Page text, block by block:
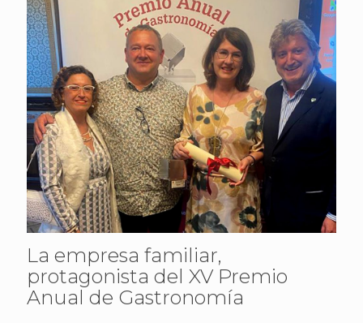
La empresa familiar,
protagonista del XV Premio
Anual de Gastronomía